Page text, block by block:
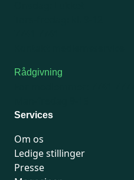
Rådgivning
Services
Om os
Ledige stillinger
Presse